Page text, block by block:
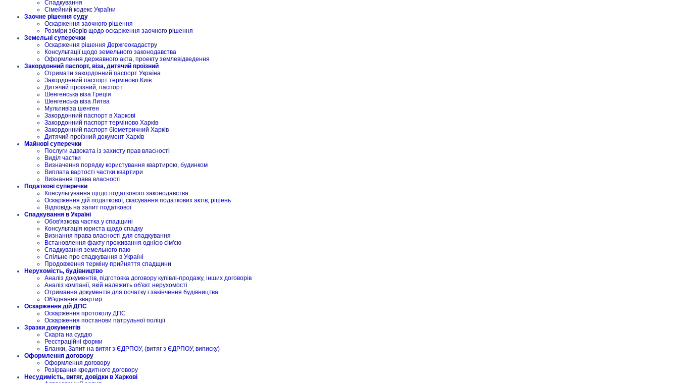
Спадкування
Сімейний кодекс України
Заочне рішення суду
Оскарження заочного рішення
Розміри зборів щодо оскарження заочного рішення
Земельні суперечки
Оскарження рішення Держгеокадастру
Консультації щодо земельного законодавства
Оформлення державного акта, проекту землевідведення
Закордонний паспорт, віза, дитячий проїзний
Отримати закордонний паспорт Україна
Закордонний паспорт терміново Київ
Дитячий проїзний, паспорт
Шенгенська віза Греція
Шенгенська віза Литва
Мультивіза шенген
Закордонний паспорт в Харкові
Закордонний паспорт терміново Харків
Закордонний паспорт біометричний Харків
Дитячий проїзний документ Харків
Майнові суперечки
Послуги адвоката із захисту прав власності
Виділ частки
Визначення порядку користування квартирою, будинком
Виплата вартості частки квартири
Визнання права власності
Податкові суперечки
Консультування щодо податкового законодавства
Оскарження дій податкової, скасування податкових актів, рішень
Відповідь на запит податкової
Спадкування в Україні
Обов'язкова частка у спадщині
Консультація юриста щодо спадку
Визнання права власності для спадкування
Встановлення факту проживання однією сім'єю
Спадкування земельного паю
Спільне про спадкування в Україні
Продовження терміну прийняття спадщини
Нерухомість, будівництво
Аналіз документів, підготовка договору купівлі-продажу, інших договорів
Аналіз компанії, якій належить об'єкт нерухомості
Отримання документів для початку і закінчення будівництва
Об'єднання квартир
Оскарження дій ДПС
Оскарження протоколу ДПС
Оскарження постанови патрульної поліції
Зразки документів
Скарга на суддю
Реєстраційні форми
Бланки, Запит на витяг з ЄДРПОУ, (витяг з ЄДРПОУ, виписку)
Оформлення договору
Оформлення договору
Розірвання кредитного договору
Несудимість, витяг, довідки в Харкові